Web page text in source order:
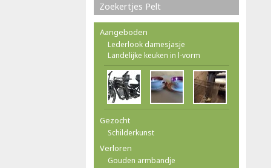
Zoekertjes Pelt
Aangeboden
Lederlook damesjasje
Landelijke keuken in l-vorm
Gezocht
Schilderkunst
Verloren
Gouden armbandje